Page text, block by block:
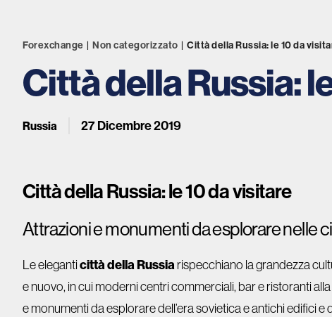
Forexchange | Non categorizzato | Città della Russia: le 10 da
Città della Russia:
Russia 27 Dicembre 2019
Città della Russia: le 10 da visitare
Attrazioni e monumenti da esplorare nelle
Le eleganti città della Russia rispecchiano la grandezza
e nuovo, in cui moderni centri commerciali, bar e ristoranti
e monumenti da esplorare dell’era sovietica e antichi edifici